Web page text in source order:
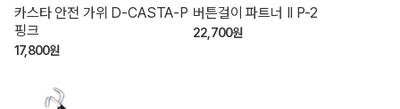
카스타 안전 가위 D-CASTA-P
핑크
17,800원
버튼걸이 파트너 II P-2
22,700원